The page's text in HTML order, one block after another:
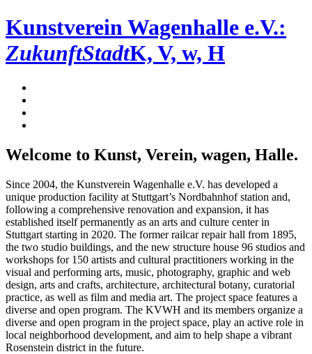
Kunstverein Wagenhalle e.V.:
ZukunftStadtK, V, w, H
Welcome to Kunst, Verein, wagen, Halle.
Since 2004, the Kunstverein Wagenhalle e.V. has developed a
unique production facility at Stuttgart’s Nordbahnhof station and,
following a comprehensive renovation and expansion, it has
established itself permanently as an arts and culture center in
Stuttgart starting in 2020. The former railcar repair hall from 1895,
the two studio buildings, and the new structure house 96 studios and
workshops for 150 artists and cultural practitioners working in the
visual and performing arts, music, photography, graphic and web
design, arts and crafts, architecture, architectural botany, curatorial
practice, as well as film and media art. The project space features a
diverse and open program. The KVWH and its members organize a
diverse and open program in the project space, play an active role in
local neighborhood development, and aim to help shape a vibrant
Rosenstein district in the future.